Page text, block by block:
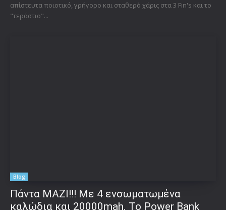
απίστευτα ποιοτικό, γρήγορο και σταθερό χάρις στα 3 Fin's και το
"τεράστιο"...
Blog
Πάντα ΜΑΖΙ!!! Με 4 ενσωματωμένα
καλώδια και 20000mah. Το Power Bank